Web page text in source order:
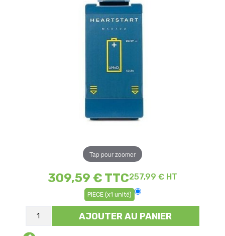
Tap pour zoomer
309,59 € TTC257,99 € HT
PIECE (x1 unité)
AJOUTER AU PANIER